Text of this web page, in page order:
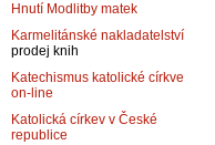
Hnutí Modlitby matek
Karmelitánské nakladatelství
prodej knih
Katechismus katolické církve
on-line
Katolická církev v České
republice